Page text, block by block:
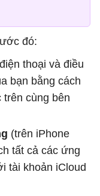
đó:
thoại và điều
bạn bằng cách
cùng bên
(trên iPhone
tất cả các ứng
tài khoản iCloud